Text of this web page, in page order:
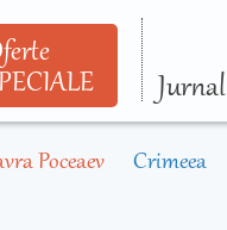
Jurnal
Poceaev Crimeea